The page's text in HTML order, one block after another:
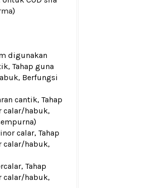
)
digunakan
Tahap guna
Berfungsi
cantik, Tahap
calar/habuk,
calar, Tahap
calar/habuk,
Tahap
calar/habuk,